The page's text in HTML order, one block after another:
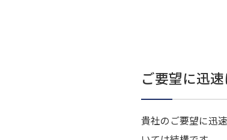
ご要望に迅
貴社のご要望に迅